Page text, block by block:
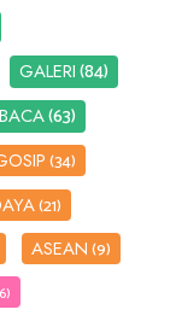
GALERI(84)
(63)
(34)
(21)
ASEAN(9)